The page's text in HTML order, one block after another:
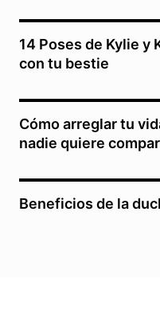
14 Poses de Kylie y
con tu bestie
Cómo arreglar tu
nadie quiere
Beneficios de la